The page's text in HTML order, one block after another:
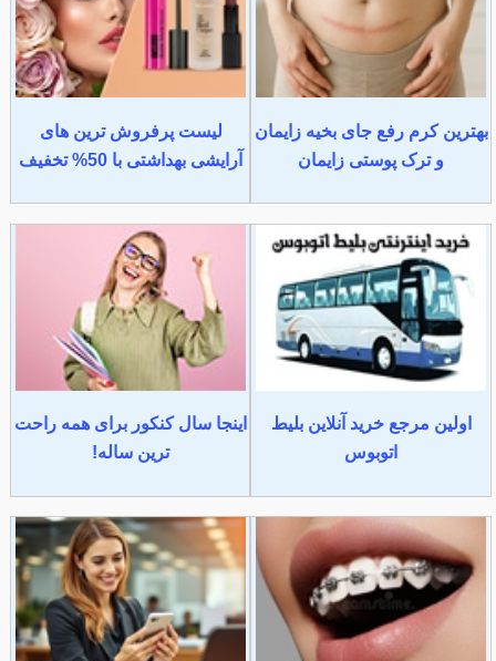
بهترین کرم رفع جای بخیه زایمان
و ترک پوستی زایمان
لیست پرفروش ترین های
آرایشی بهداشتی با 50% تخفیف
اولین مرجع خرید آنلاین بلیط
اتوبوس
اینجا سال کنکور برای همه راحت
ترین ساله!